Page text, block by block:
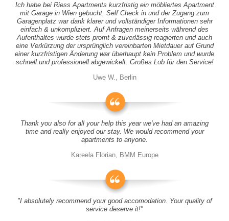
Ich habe bei Riess Apartments kurzfristig ein möbliertes Apartment
mit Garage in Wien gebucht, Self Check in und der Zugang zum
Garagenplatz war dank klarer und vollständiger Informationen sehr
einfach & unkompliziert. Auf Anfragen meinerseits während des
Aufenthaltes wurde stets promt & zuverlässig reagierten und auch
eine Verkürzung der ursprünglich vereinbarten Mietdauer auf Grund
einer kurzfristigen Änderung war überhaupt kein Problem und wurde
schnell und professionell abgewickelt. Großes Lob für den Service!
Uwe W., Berlin
Thank you also for all your help this year we've had an amazing
time and really enjoyed our stay. We would recommend your
apartments to anyone.
Kareela Florian, BMM Europe
"I absolutely recommend your good accomodation. Your quality of
service deserve it!"